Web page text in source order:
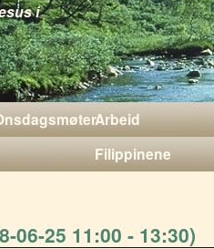
i
Arbeid
Filippinene
06-25 11:00 - 13:30)